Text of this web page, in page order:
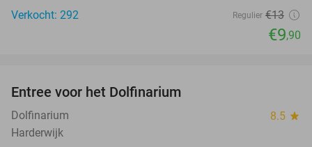
Verkocht: 292
Regulier €13
€9,90
Entree voor het Dolfinarium
Dolfinarium 8.5 star
Harderwijk